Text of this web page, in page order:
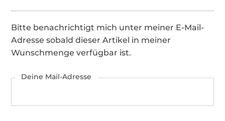
Bitte benachrichtigt mich unter meiner E-Mail-
Adresse sobald dieser Artikel in meiner
Wunschmenge verfügbar ist.
Deine Mail-Adresse